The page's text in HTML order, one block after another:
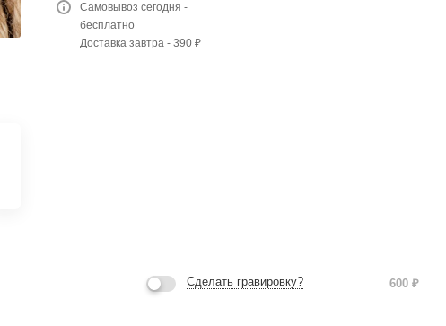
Самовывоз сегодня -
бесплатно
Доставка завтра - 390 ₽
Сделать гравировку? 600 ₽